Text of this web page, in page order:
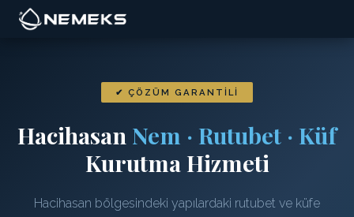
✔ ÇÖZÜM GARANTILI
Hacihasan Nem · Rutubet · Küf
Kurutma Hizmeti
Hacihasan bölgesindeki yapılardaki rutubet ve küfe